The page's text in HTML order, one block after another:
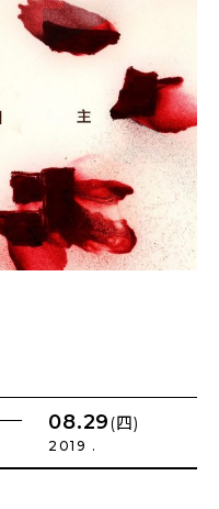
08.29(四)
2019 .